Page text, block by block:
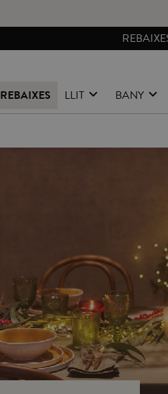
CANVIS I
REBAIXES LLIT BANY